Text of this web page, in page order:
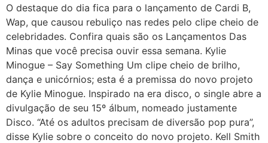
O destaque do dia fica para o lançamento de Cardi B,
Wap, que causou rebuliço nas redes pelo clipe cheio de
celebridades. Confira quais são os Lançamentos Das
Minas que você precisa ouvir essa semana. Kylie
Minogue – Say Something Um clipe cheio de brilho,
dança e unicórnios; esta é a premissa do novo projeto
de Kylie Minogue. Inspirado na era disco, o single abre a
divulgação de seu 15º álbum, nomeado justamente
Disco. “Até os adultos precisam de diversão pop pura”,
disse Kylie sobre o conceito do novo projeto. Kell Smith